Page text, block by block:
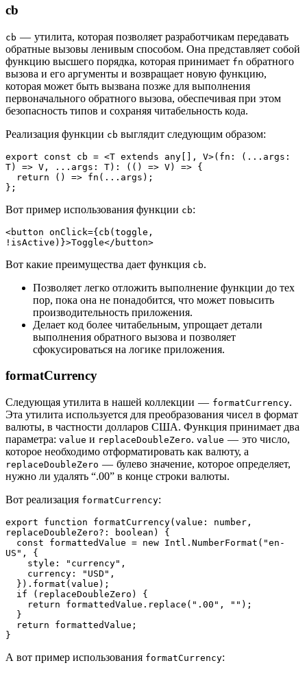
cb
cb — утилита, которая позволяет разработчикам передавать
обратные вызовы ленивым способом. Она представляет собой
функцию высшего порядка, которая принимает fn обратного
вызова и его аргументы и возвращает новую функцию,
которая может быть вызвана позже для выполнения
первоначального обратного вызова, обеспечивая при этом
безопасность типов и сохраняя читабельность кода.
Реализация функции cb выглядит следующим образом:
export const cb = <T extends any[], V>(fn: (...args:
T) => V, ...args: T): (() => V) => {
  return () => fn(...args);
};
Вот пример использования функции cb:
<button onClick={cb(toggle,
!isActive)}>Toggle</button>
Вот какие преимущества дает функция cb.
Позволяет легко отложить выполнение функции до тех
пор, пока она не понадобится, что может повысить
производительность приложения.
Делает код более читабельным, упрощает детали
выполнения обратного вызова и позволяет
сфокусироваться на логике приложения.
formatCurrency
Следующая утилита в нашей коллекции — formatCurrency.
Эта утилита используется для преобразования чисел в формат
валюты, в частности долларов США. Функция принимает два
параметра: value и replaceDoubleZero. value — это число,
которое необходимо отформатировать как валюту, а
replaceDoubleZero — булево значение, которое определяет,
нужно ли удалять “.00” в конце строки валюты.
Вот реализация formatCurrency:
export function formatCurrency(value: number,
replaceDoubleZero?: boolean) {
US", {
    style: "currency",
    currency: "USD",
  }).format(value);
  if (replaceDoubleZero) {
    return formattedValue.replace(".00", "");
  }
  return formattedValue;
}
А вот пример использования formatCurrency: